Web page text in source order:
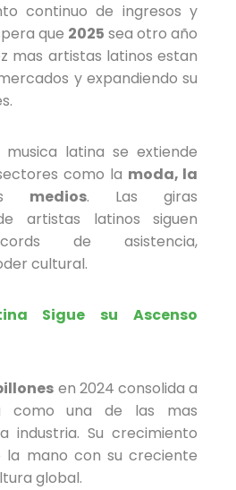
continuo de ingresos y
que 2025 sea otro año
mas artistas latinos estan
y expandiendo su
latina se extiende
como la moda, la
medios. Las giras
artistas latinos siguen
de asistencia,
cultural.
Sigue su Ascenso
en 2024 consolida a
como una de las mas
industria. Su crecimiento
la mano con su creciente
global.